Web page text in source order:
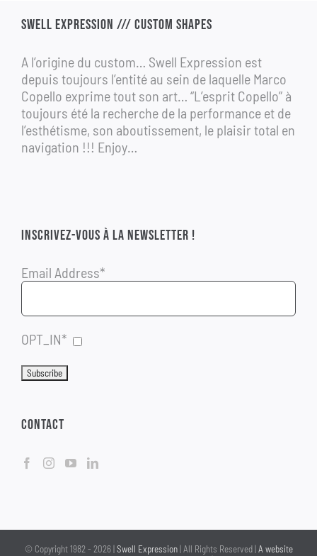
SWELL EXPRESSION /// CUSTOM SHAPES
A l’origine du custom… Swell Expression est
depuis toujours l’entité au sein de laquelle Marco
Copello exprime tout son art… “L’esprit Copello” à
toujours été la recherche de la performance et de
l’esthétisme, son aboutissement, le plaisir total en
navigation !!! Enjoy…
INSCRIVEZ-VOUS À LA NEWSLETTER !
Email Address*
OPT_IN*
CONTACT
© Copyright 1982 - 2026 | Swell Expression| All Rights Reserved | A website